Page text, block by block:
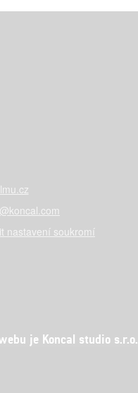
nastavení soukromí
je Koncal studio s.r.o.